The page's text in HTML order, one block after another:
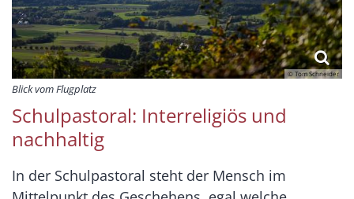
© Tom Schneider
Blick vom Flugplatz
Schulpastoral: Interreligiös und
nachhaltig
In der Schulpastoral steht der Mensch im